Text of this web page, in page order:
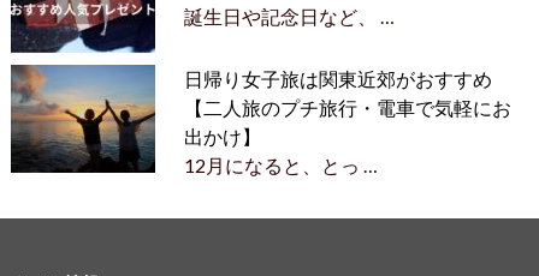
誕生日や記念日など、 …
日帰り女子旅は関東近郊がおすすめ
【二人旅のプチ旅行・電車で気軽にお
出かけ】
12月になると、とっ …